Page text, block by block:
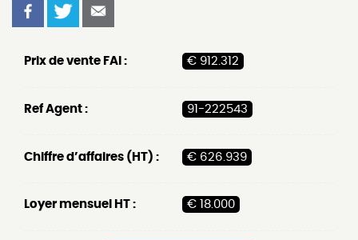
Prix de vente FAI : € 912.312
Ref Agent : 91-222543
Chiffre d’affaires (HT) : € 626.939
Loyer mensuel HT : € 18.000